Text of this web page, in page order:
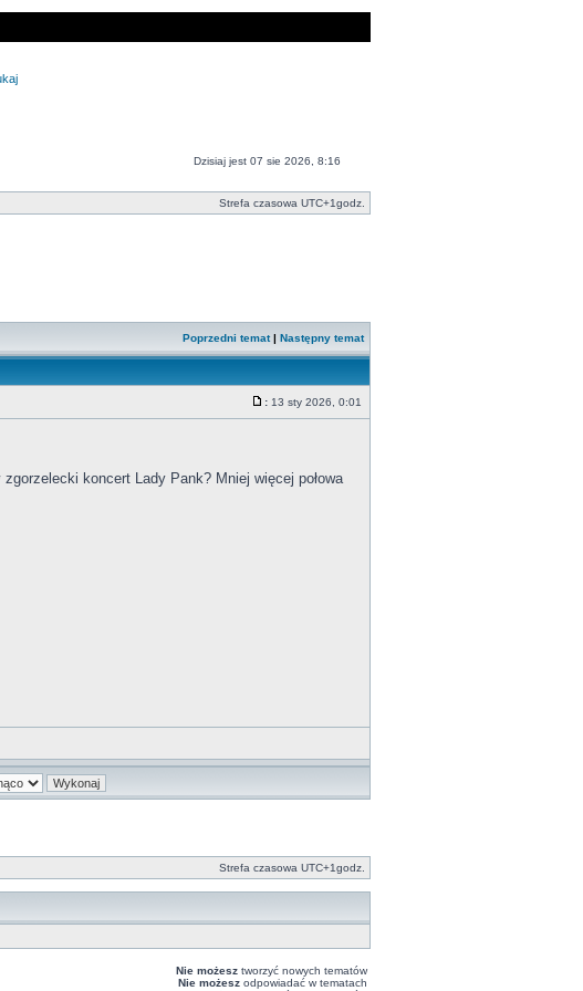
Dzisiaj jest 07 sie 2026, 8:16
Strefa czasowa UTC+1godz.
Poprzedni temat| Następny temat
: 13 sty 2026, 0:01
koncert Lady Pank? Mniej więcej połowa
Strefa czasowa UTC+1godz.
Nie możesz tworzyć nowych tematów
Nie możesz odpowiadać w tematach